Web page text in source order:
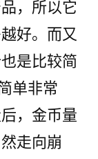
，所以它
好。而又
是比较简
单非常
，金币量
走向崩